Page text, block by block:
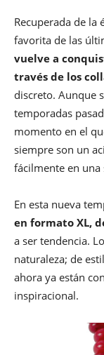
Recuperada de la
favorita de las
vuelve a
través de los
discreto. Aunque
temporadas
momento en el
siempre son un
fácilmente en
En esta nueva
en formato XL,
a ser tendencia.
naturaleza; de
ahora ya están
inspiracional.